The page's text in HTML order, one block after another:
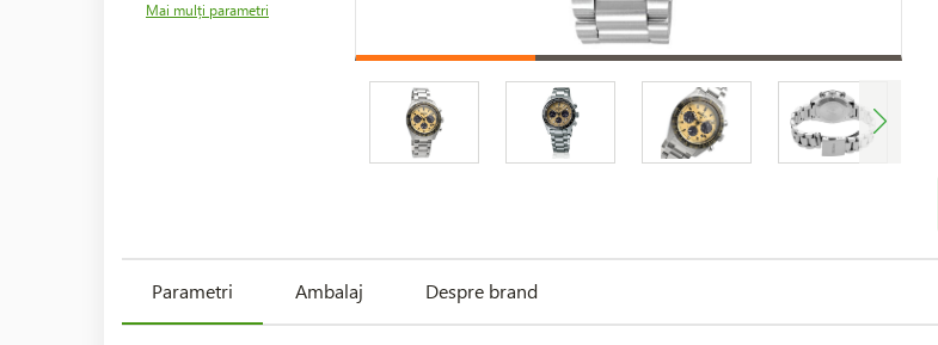
Mai mulți parametri
Parametri Ambalaj Despre brand